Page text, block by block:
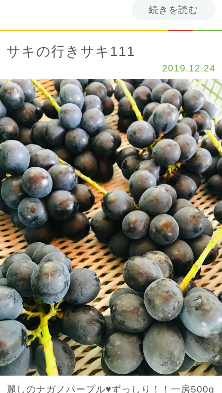
続きを読む
サキの行きサキ111
2019.12.24
麗しのナガノパープル♥ずっしり！！一房500g